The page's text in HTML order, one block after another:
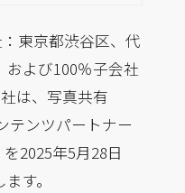
東京都渋谷区、代
よび100％子会社
は、写真共有
テンツパートナー
2025年5月28日
す。